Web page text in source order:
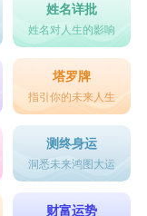
姓名详批
姓名对人生的影响
塔罗牌
指引你的未来人生
测终身运
洞悉未来鸿图大运
财富运势